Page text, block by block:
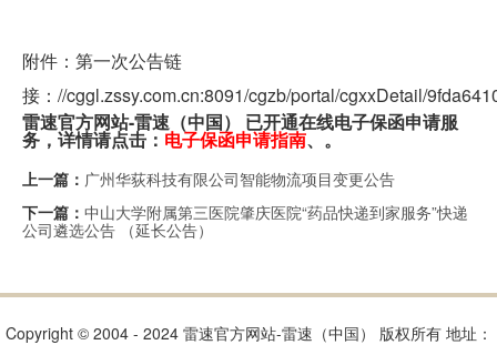
附件：第一次公告链
接：//cggl.zssy.com.cn:8091/cgzb/portal/cgxxDetail/
雷速官方网站-雷速（中国） 已开通在线电子保函申请服
务，详情请点击：电子保函申请指南、。
上一篇： 广州华荻科技有限公司智能物流项目变更公告
下一篇： 中山大学附属第三医院肇庆医院“药品快递到家服务”快递
公司遴选公告 （延长公告）
Copyright © 2004 - 2024 雷速官方网站-雷速（中国） 版权所有 地址：